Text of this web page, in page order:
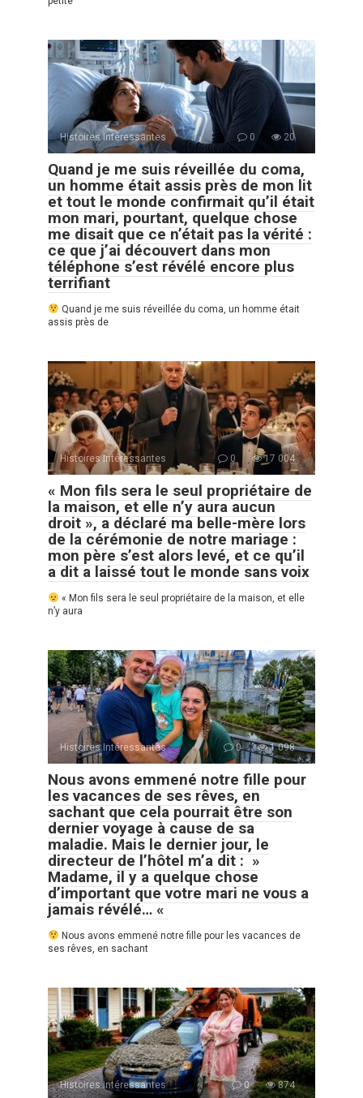
Histoires Intéressantes 0 20
Quand je me suis réveillée du coma,
un homme était assis près de mon lit
et tout le monde confirmait qu’il était
mon mari, pourtant, quelque chose
me disait que ce n’était pas la vérité :
ce que j’ai découvert dans mon
téléphone s’est révélé encore plus
terrifiant
Quand je me suis réveillée du coma, un homme était
assis près de
Histoires Intéressantes 0 17 004
« Mon fils sera le seul propriétaire de
la maison, et elle n’y aura aucun
droit », a déclaré ma belle-mère lors
de la cérémonie de notre mariage :
mon père s’est alors levé, et ce qu’il
a dit a laissé tout le monde sans voix
« Mon fils sera le seul propriétaire de la maison, et elle
n’y aura
Histoires Intéressantes 0 1 098
Nous avons emmené notre fille pour
les vacances de ses rêves, en
sachant que cela pourrait être son
dernier voyage à cause de sa
maladie. Mais le dernier jour, le
directeur de l’hôtel m’a dit : »
Madame, il y a quelque chose
d’important que votre mari ne vous a
jamais révélé… «
Nous avons emmené notre fille pour les vacances de
ses rêves, en sachant
Histoires Intéressantes 0 874